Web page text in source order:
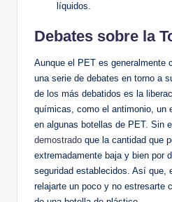
líquidos.
Debates⁣ sobre la
Aunque el‍ PET es generalmente⁣
una ‍serie de debates en torno ⁣a
de los más⁢ debatidos es la‌
químicas, como ‍el antimonio, un
en algunas‌ botellas de‌ PET.‍ Sin
demostrado que la⁢ cantidad que
extremadamente baja y bien por
seguridad establecidos. ⁣Así ⁣que,
relajarte‌ un poco y​ no estresarte